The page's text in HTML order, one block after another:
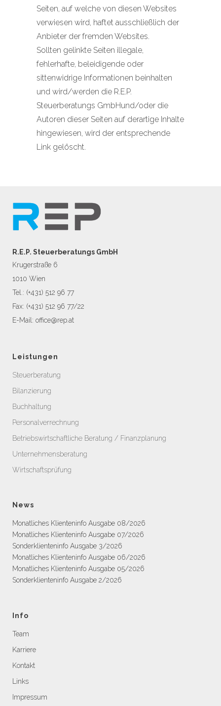
Seiten, auf welche von diesen Websites
verwiesen wird, haftet ausschließlich der
Anbieter der fremden Websites.
Sollten gelinkte Seiten illegale,
fehlerhafte, beleidigende oder
sittenwidrige Informationen beinhalten
und wird/werden die R.E.P.
Steuerberatungs GmbHund/oder die
Autoren dieser Seiten auf derartige Inhalte
hingewiesen, wird der entsprechende
Link gelöscht.
R.E.P. Steuerberatungs GmbH
Krugerstraße 6
1010 Wien
Tel.: (+431) 512 96 77
Fax: (+431) 512 96 77/22
E-Mail: office@rep.at
Leistungen
Steuerberatung
Bilanzierung
Buchhaltung
Personalverrechnung
Betriebswirtschaftliche Beratung / Finanzplanung
Unternehmensberatung
Wirtschaftsprüfung
News
Monatliches Klienteninfo Ausgabe 08/2026
Monatliches Klienteninfo Ausgabe 07/2026
Sonderklienteninfo Ausgabe 3/2026
Monatliches Klienteninfo Ausgabe 06/2026
Monatliches Klienteninfo Ausgabe 05/2026
Sonderklienteninfo Ausgabe 2/2026
Info
Team
Karriere
Kontakt
Links
Impressum